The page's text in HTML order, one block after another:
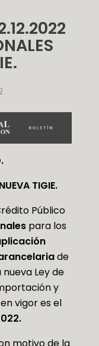
TIGIE.
Público
para los
de
Ley de
y
vigor es el